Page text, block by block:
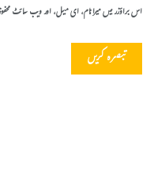
اس براؤزر میں میرا نام، ای میل، اور ویب سائٹ